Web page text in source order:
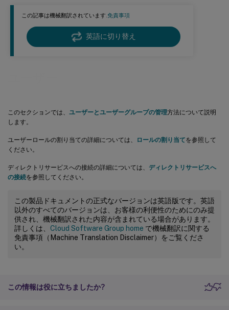
この記事は機械翻訳されています.免責事項
英語に切り替え
このセクションでは、 ユーザーとユーザーグループの管理方法について説明
します。
ユーザーロールの割り当ての詳細については、 ロールの割り当てを参照して
ください。
ディレクトリサービスへの接続の詳細については、 ディレクトリサービスへ
の接続を参照してください。
この製品ドキュメントの正式なバージョンは英語版です。英語
以外のすべてのバージョンは、お客様の利便性のためにのみ提
供され、機械翻訳された内容が含まれている場合があります。
詳しくは、 Cloud Software Group home で機械翻訳に関する
免責事項（Machine Translation Disclaimer）をご覧くださ
い。
この情報は役に立ちましたか?